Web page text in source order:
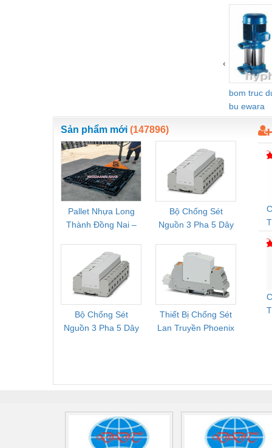
bom truc
bu ewara
‹
Sản phẩm mới (147896)
Pallet Nhựa Long
Thành Đồng Nai –
Mới, Pallet Cũ Giá
Tốt
Bộ Chống Sét
Nguồn 3 Pha 5 Dây
FLT-SEC-P-T1-3S-
264/50-FM -
2909589
Bộ Chống Sét
Nguồn 3 Pha 5 Dây
Thiết Bị Chống Sét
Lan Truyền Phoenix
Rơ
Bộ